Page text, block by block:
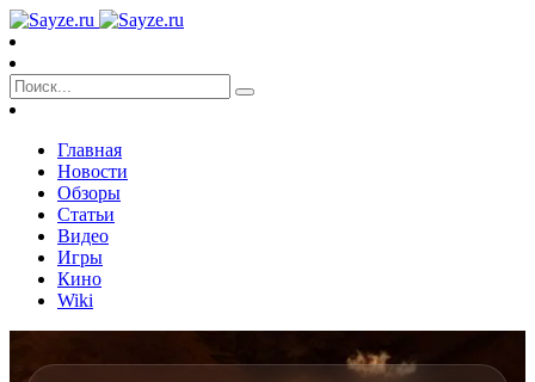
Главная
Новости
Обзоры
Статьи
Видео
Игры
Кино
Wiki